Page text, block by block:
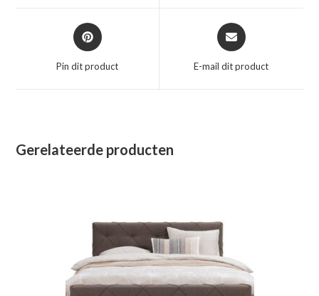
Opent
in
nieuw
Pin dit product
Opent
in
nieuw
E-mail dit product
Gerelateerde producten